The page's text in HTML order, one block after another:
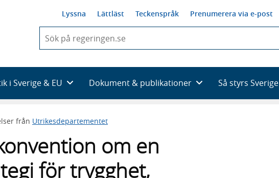
Lyssna Lättläst Teckenspråk Prenumerera via e-post
du
skriva
framträder
en
med
i Sverige & EU Dokument & publikationer Så styrs Sverige
från Utrikesdepartementet
om en
för trygghet,